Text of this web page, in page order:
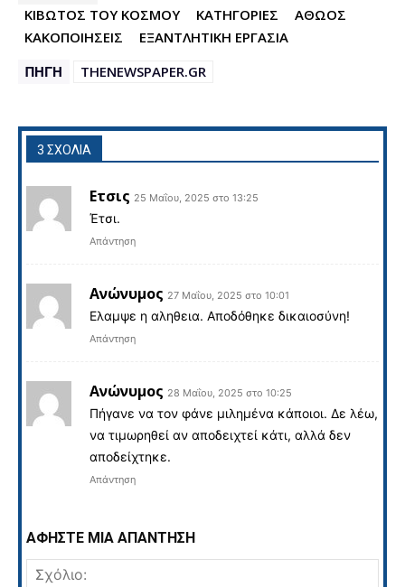
ΚΙΒΩΤΟΣ ΤΟΥ ΚΟΣΜΟΥ
ΚΑΤΗΓΟΡΙΕΣ
ΑΘΩΟΣ
ΚΑΚΟΠΟΙΗΣΕΙΣ
ΕΞΑΝΤΛΗΤΙΚΗ ΕΡΓΑΣΙΑ
ΠΗΓΗ THENEWSPAPER.GR
3 ΣΧΟΛΙΑ
Ετσις 25 Μαΐου, 2025 στο 13:25
Έτσι.
Απάντηση
Ανώνυμος 27 Μαΐου, 2025 στο 10:01
Ελαμψε η αληθεια. Αποδόθηκε δικαιοσύνη!
Απάντηση
Ανώνυμος 28 Μαΐου, 2025 στο 10:25
Πήγανε να τον φάνε μιλημένα κάποιοι. Δε λέω,
να τιμωρηθεί αν αποδειχτεί κάτι, αλλά δεν
αποδείχτηκε.
Απάντηση
ΑΦΗΣΤΕ ΜΙΑ ΑΠΑΝΤΗΣΗ